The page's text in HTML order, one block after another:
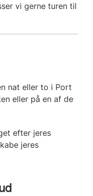
vi gerne turen til
nat eller to i Port
eller på en af de
efter jeres
jeres